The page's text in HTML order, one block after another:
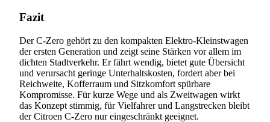
Fazit
Der C-Zero gehört zu den kompakten Elektro-Kleinstwagen
der ersten Generation und zeigt seine Stärken vor allem im
dichten Stadtverkehr. Er fährt wendig, bietet gute Übersicht
und verursacht geringe Unterhaltskosten, fordert aber bei
Reichweite, Kofferraum und Sitzkomfort spürbare
Kompromisse. Für kurze Wege und als Zweitwagen wirkt
das Konzept stimmig, für Vielfahrer und Langstrecken bleibt
der Citroen C-Zero nur eingeschränkt geeignet.